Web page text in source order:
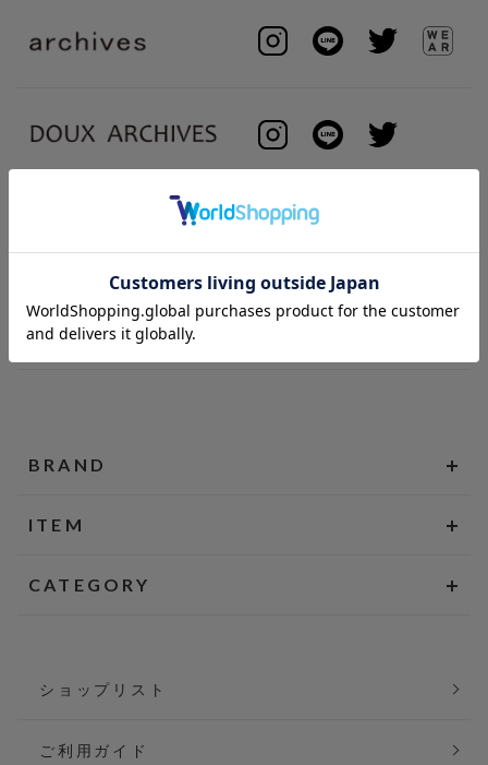
BRAND
ITEM
CATEGORY
ショップリスト
ご利用ガイド